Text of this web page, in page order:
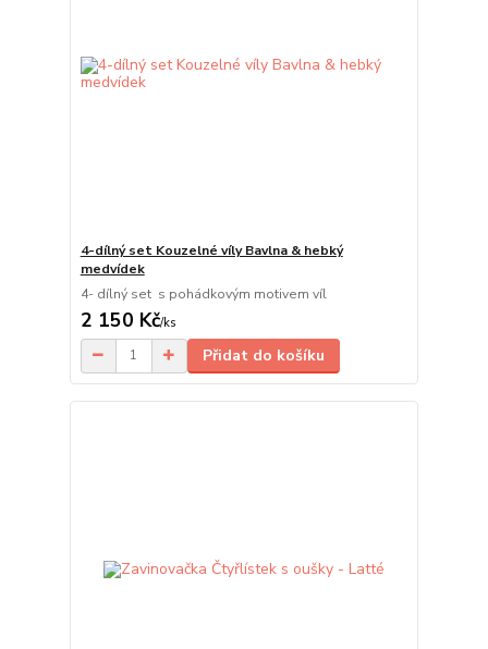
4-dílný set Kouzelné víly Bavlna & hebký
medvídek
4- dílný set s pohádkovým motivem víl
2 150 Kč/ks
Přidat do košíku